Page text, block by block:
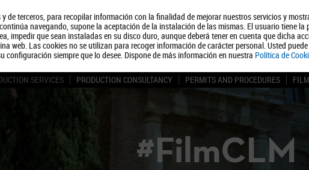
de terceros, para recopilar información con la finalidad de mejorar nuestros servicios y
navegando, supone la aceptación de la instalación de las mismas. El usuario tiene
impedir que sean instaladas en su disco duro, aunque deberá tener en cuenta que dicha
web. Las cookies no se utilizan para recoger información de carácter personal. Usted
configuración siempre que lo desee. Dispone de más información en nuestra Política de
About us Tourism
SERVICES PRODUCTION CONSULTANCY PERMITS AND PROCEDURES
#FilmCLM